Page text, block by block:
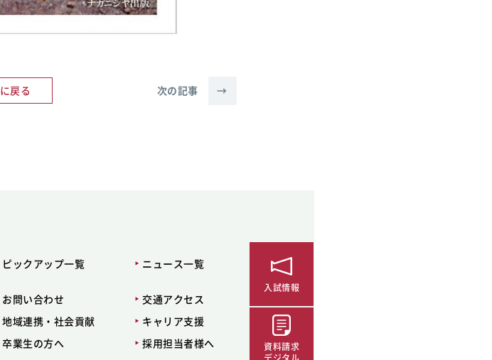
戻る 次の記事 →
ピックアップ一覧 ニュース一覧
お問い合わせ
交通アクセス
地域連携・社会貢献
キャリア支援
卒業生の方へ 採用担当者様へ
入試情報
資料請求